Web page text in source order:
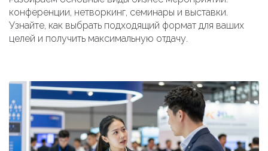
конференции, нетворкинг, семинары и выставки.
Узнайте, как выбрать подходящий формат для ваших
целей и получить максимальную отдачу.